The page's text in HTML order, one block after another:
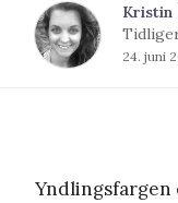
Kristin
24. juni
Yndlingsfargen